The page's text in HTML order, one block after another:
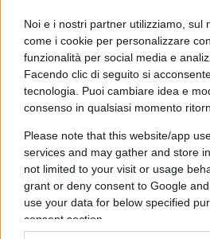
Noi e i nostri partner utilizziamo, sul
come i cookie per personalizzare
funzionalità per social media e
Facendo clic di seguito si
tecnologia. Puoi cambiare idea e
consenso in qualsiasi momento
Please note that this website/app
services and may gather and store
not limited to your visit or usage
grant or deny consent to Google
use your data for below specified
consent section.
tradizionalmente rigido come
scendere dalle barricate
leader della Cgil, rimasto
strategia del no, ha dovuto
dall’esecutivo sui temi dei
della produttività. Di fronte a
cambio di paradigma, le
sono rivelate per quello che
corbellerie farlocche prive di